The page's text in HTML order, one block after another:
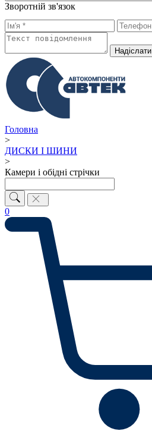
Зворотній зв'язок
Надiслати
Головна
>
ДИСКИ І ШИНИ
>
Камери і обідні стрічки
0